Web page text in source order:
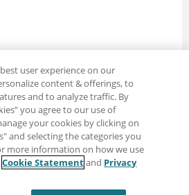
推特
使用条款
user experience on our
content & offerings, to
and to analyze traffic. By
you agree to our use of
your cookies by clicking on
and selecting the categories you
more information on how we use
Cookie Statementand Privacy